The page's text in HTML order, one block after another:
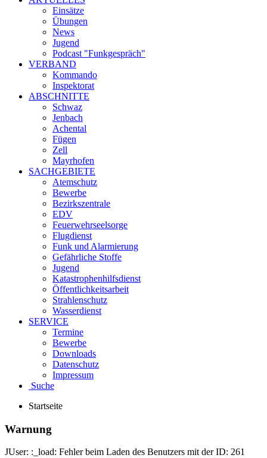
Einsätze
Übungen
News
Jugend
Podcast "Funkgespräch"
VERBAND
Kommando
Inspektorat
ABSCHNITTE
Schwaz
Jenbach
Achental
Fügen
Zell
Mayrhofen
SACHGEBIETE
Atemschutz
Bewerbe
Bezirkszentrale
EDV
Feuerwehrseelsorge
Flugdienst
Funk und Alarmierung
Gefährliche Stoffe
Jugend
Katastrophenhilfsdienst
Öffentlichkeitsarbeit
Strahlenschutz
Wasserdienst
SERVICE
Termine
Bewerbe
Downloads
Datenschutz
Impressum
Suche
Startseite
Warnung
JUser: :_load: Fehler beim Laden des Benutzers mit der ID: 261